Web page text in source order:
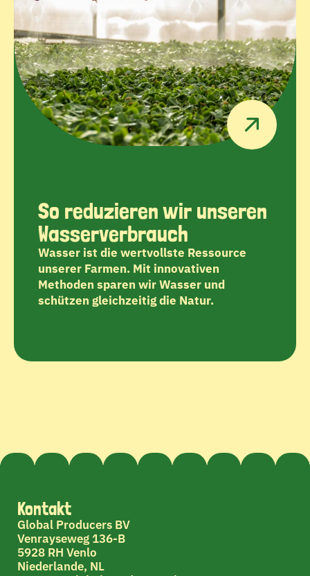
So reduzieren wir unseren
Wasserverbrauch
Wasser ist die wertvollste Ressource
unserer Farmen. Mit innovativen
Methoden sparen wir Wasser und
schützen gleichzeitig die Natur.
Kontakt
Global Producers BV
Venrayseweg 136-B
5928 RH Venlo
Niederlande, NL